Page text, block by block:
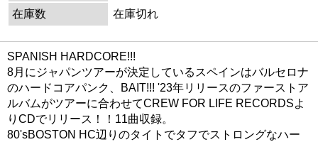
在庫数
在庫切れ
SPANISH HARDCORE!!!
8月にジャパンツアーが決定しているスペインはバルセロナ
のハードコアパンク、BAIT!!! '23年リリースのファーストア
ルバムがツアーに合わせてCREW FOR LIFE RECORDSよ
りCDでリリース！！11曲収録。
80'sBOSTON HC辺りのタイトでタフでストロングなハー